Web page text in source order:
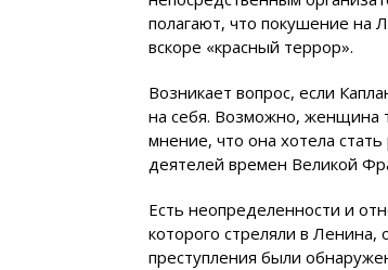
полагают, что покушение на
вскоре «красный террор».
Возникает вопрос, если
на себя. Возможно, женщина
мнение, что она хотела
деятелей времен Великой
Есть неопределенности и
которого стреляли в Ленина,
преступления были